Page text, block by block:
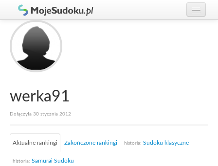
Graj w Sudoku!
Zasady Sudoku
Rankingi
werka91
Dołączyła 30 stycznia 2012
Aktualne rankingi Zakończone rankingi historia: Sudoku klasyczne
historia: Samurai Sudoku